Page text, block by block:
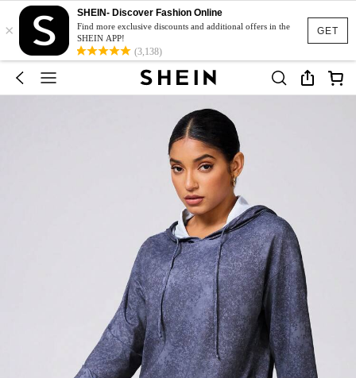
GET
×
SHEIN- Discover Fashion Online
Find more exclusive discounts and additional offers in the
SHEIN APP!
(3,138)